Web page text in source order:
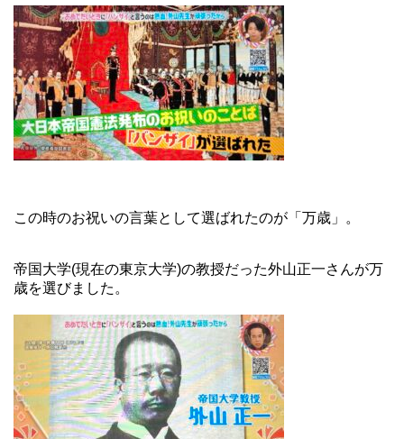
この時のお祝いの言葉として選ばれたのが「万歳」。
帝国大学(現在の東京大学)の教授だった外山正一さんが万
歳を選びました。